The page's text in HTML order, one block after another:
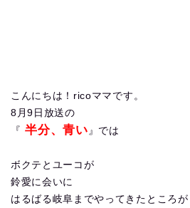
こんにちは！ricoママです。
8月9日放送の
『 半分、青い』では
ボクテとユーコが
鈴愛に会いに
はるばる岐阜までやってきたところが